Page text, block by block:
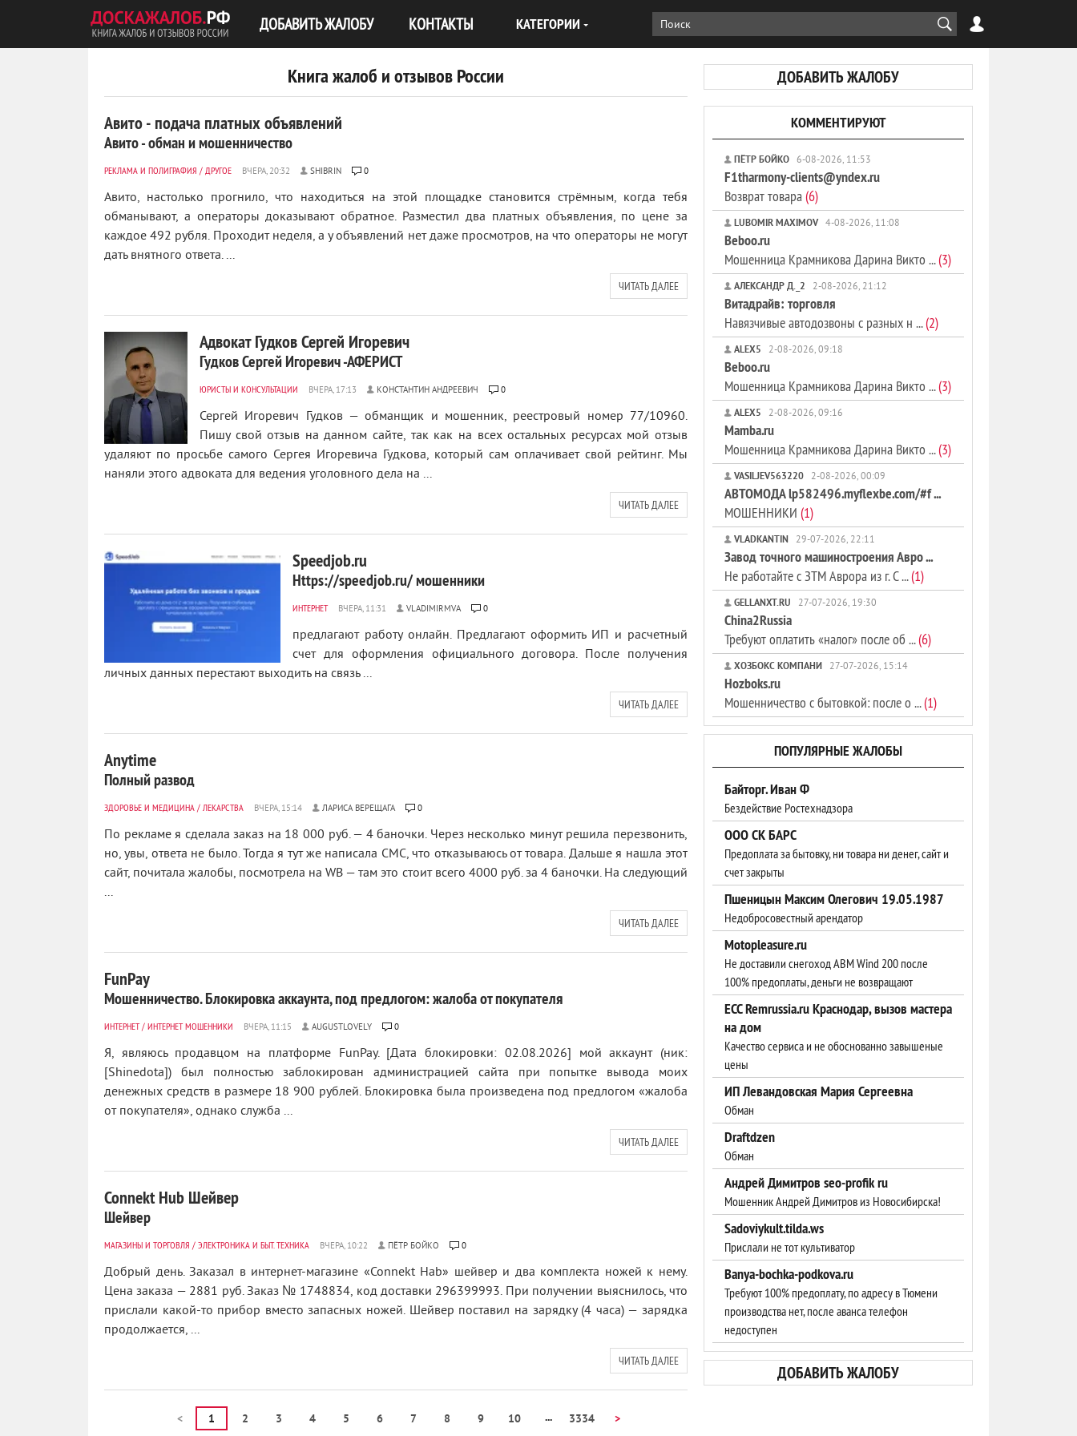
ДОБАВИТЬ ЖАЛОБУ КОНТАКТЫ КАТЕГОРИИ
ДОБАВИТЬ ЖАЛОБУ
Книга жалоб и отзывов России
Авито - подача платных объявлений
Авито - обман и мошенничество
РЕКЛАМА И ПОЛИГРАФИЯ / ДРУГОЕ SHIBRIN 0
Авито, настолько прогнило, что находиться на этой площадке становится стрёмным, когда тебя
обманывают, а операторы доказывают обратное. Разместил два платных объявления, по цене за
каждое 492 рубля. Проходит неделя, а у объявлений нет даже просмотров, на что операторы не могут
дать внятного ответа. ...
ЧИТАТЬ ДАЛЕЕ
0
Адвокат Гудков Сергей Игоревич
Гудков Сергей Игоревич -АФЕРИСТ
ЮРИСТЫ И КОНСУЛЬТАЦИИ КОНСТАНТИН АНДРЕЕВИЧ 0
Сергей Игоревич Гудков — обманщик и мошенник, реестровый номер 77/10960.
Пишу свой отзыв на данном сайте, так как на всех остальных ресурсах мой отзыв
удаляют по просьбе самого Сергея Игоревича Гудкова, который сам оплачивает свой рейтинг. Мы
наняли этого адвоката для ведения уголовного дела на ...
ЧИТАТЬ ДАЛЕЕ
0
Speedjob.ru
Https://speedjob.ru/ мошенники
ИНТЕРНЕТ VLADIMIRMVA 0
предлагают работу онлайн. Предлагают оформить ИП и расчетный
счет для оформления официального договора. После получения
личных данных перестают выходить на связь ...
ЧИТАТЬ ДАЛЕЕ
Anytime
Полный развод
ЗДОРОВЬЕ И МЕДИЦИНА / ЛЕКАРСТВА ЛАРИСА ВЕРЕЩАГА 0
По рекламе я сделала заказ на 18 000 руб. — 4 баночки. Через несколько минут решила перезвонить,
но, увы, ответа не было. Тогда я тут же написала СМС, что отказываюсь от товара. Дальше я нашла этот
сайт, почитала жалобы, посмотрела на WB — там это стоит всего 4000 руб. за 4 баночки. На следующий
...
ЧИТАТЬ ДАЛЕЕ
FunPay
Мошенничество. Блокировка аккаунта, под предлогом: жалоба от покупателя
ИНТЕРНЕТ/ ИНТЕРНЕТ МОШЕННИКИ AUGUSTLOVELY 0
Я, являюсь продавцом на платформе FunPay. [Дата блокировки: 02.08.2026] мой аккаунт (ник:
[Shinedota]) был полностью заблокирован администрацией сайта при попытке вывода моих
денежных средств в размере 18 900 рублей. Блокировка была произведена под предлогом «жалоба
от покупателя», однако служба ...
ЧИТАТЬ ДАЛЕЕ
Connekt Hub Шейвер
Шейвер
МАГАЗИНЫ И ТОРГОВЛЯ / ЭЛЕКТРОНИКА И БЫТ. ТЕХНИКА ПЁТР БОЙКО 0
Добрый день. Заказал в интернет-магазине «Connekt Hab» шейвер и два комплекта ножей к нему.
Цена заказа — 2881 руб. Заказ № 1748834, код доставки 296399993. При получении выяснилось, что
прислали какой-то прибор вместо запасных ножей. Шейвер поставил на зарядку (4 часа) — зарядка
продолжается, ...
ЧИТАТЬ ДАЛЕЕ
< 1 2 3 4 5 6 7 8 9 10 ... 3334 >
КОММЕНТИРУЮТ
ПЁТР БОЙКО 6-08-2026, 11:53
F1tharmony-clients@yndex.ru
Возврат товара(6)
LUBOMIR MAXIMOV 4-08-2026, 11:08
Beboo.ru
Мошенница Крамникова Дарина Викто ...(3)
АЛЕКСАНДР Д._2 2-08-2026, 21:12
Витадрайв: торговля
Навязчивые автодозвоны с разных н ...(2)
ALEX5 2-08-2026, 09:18
Beboo.ru
Мошенница Крамникова Дарина Викто ...(3)
ALEX5 2-08-2026, 09:16
Mamba.ru
Мошенница Крамникова Дарина Викто ...(3)
VASILJEV563220 2-08-2026, 00:09
АВТОМОДА lp582496.myflexbe.com/#f ...
МОШЕННИКИ (1)
VLADKANTIN 29-07-2026, 22:11
Завод точного машиностроения Авро ...
Не работайте с ЗТМ Аврора из г. С ...(1)
GELLANXT.RU 27-07-2026, 19:30
China2Russia
Требуют оплатить «налог» после об ...(6)
ХОЗБОКС КОМПАНИ 27-07-2026, 15:14
Hozboks.ru
Мошенничество с бытовкой: после о ...(1)
ПОПУЛЯРНЫЕ ЖАЛОБЫ
Байторг. Иван Ф
Бездействие Ростехнадзора
ООО СК БАРС
Предоплата за бытовку, ни товара ни денег, сайт и
счет закрыты
Пшеницын Максим Олегович 19.05.1987
Недобросовестный арендатор
Motopleasure.ru
Не доставили снегоход ABM Wind 200 после
100% предоплаты, деньги не возвращают
ЕСС Remrussia.ru Краснодар, вызов мастера
на дом
Качество сервиса и не обоснованно завышеные
цены
ИП Левандовская Мария Сергеевна
Обман
Draftdzen
Обман
Андрей Димитров seo-profik ru
Мошенник Андрей Димитров из Новосибирска!
Sadoviykult.tilda.ws
Прислали не тот культиватор
Banya-bochka-podkova.ru
Требуют 100% предоплату, по адресу в Тюмени
производства нет, после аванса телефон
недоступен
ДОБАВИТЬ ЖАЛОБУ